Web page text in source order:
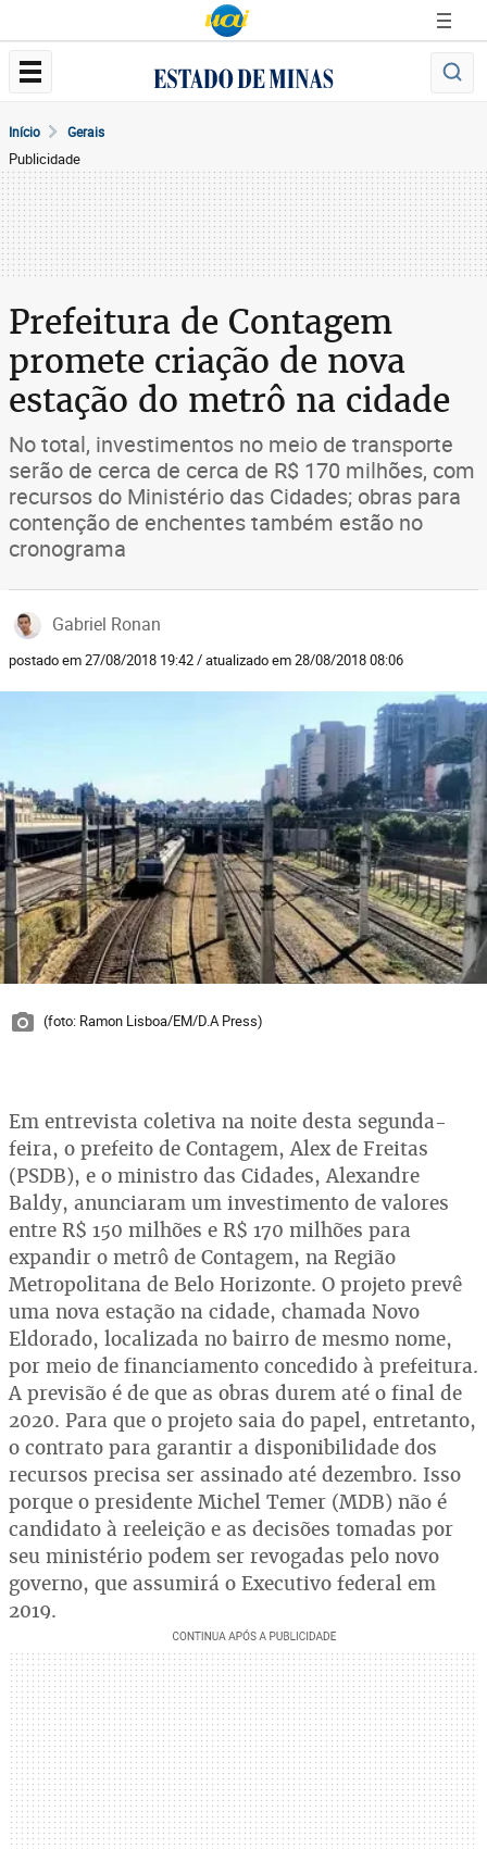
Início Gerais
Publicidade
Prefeitura de Contagem
promete criação de nova
estação do metrô na cidade
No total, investimentos no meio de transporte
serão de cerca de cerca de R$ 170 milhões, com
recursos do Ministério das Cidades; obras para
contenção de enchentes também estão no
cronograma
Gabriel Ronan
postado em 27/08/2018 19:42 / atualizado em 28/08/2018 08:06
(foto: Ramon Lisboa/EM/D.A Press)
Em entrevista coletiva na noite desta segunda-
feira, o prefeito de Contagem, Alex de Freitas
(PSDB), e o ministro das Cidades, Alexandre
Baldy, anunciaram um investimento de valores
entre R$ 150 milhões e R$ 170 milhões para
expandir o metrô de Contagem, na Região
Metropolitana de Belo Horizonte. O projeto prevê
uma nova estação na cidade, chamada Novo
Eldorado, localizada no bairro de mesmo nome,
por meio de financiamento concedido à prefeitura.
A previsão é de que as obras durem até o final de
2020. Para que o projeto saia do papel, entretanto,
o contrato para garantir a disponibilidade dos
recursos precisa ser assinado até dezembro. Isso
porque o presidente Michel Temer (MDB) não é
candidato à reeleição e as decisões tomadas por
seu ministério podem ser revogadas pelo novo
governo, que assumirá o Executivo federal em
2019.